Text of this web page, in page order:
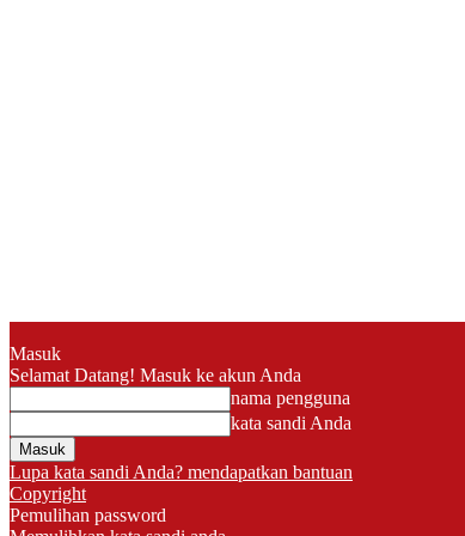
Masuk
Selamat Datang! Masuk ke akun Anda
nama pengguna
kata sandi Anda
Lupa kata sandi Anda? mendapatkan bantuan
Copyright
Pemulihan password